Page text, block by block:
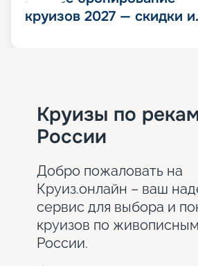
круизов 2027 — скидки и
Круизы по
России
Добро пожаловать на
Круиз.онлайн – ваш
сервис для выбора и
круизов по
России.